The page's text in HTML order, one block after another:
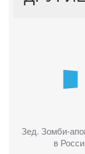
Зед. Зомби-
в